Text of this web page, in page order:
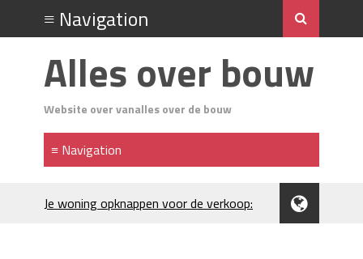
Alles over bouw
Website over vanalles over de bouw
Je woning opknappen voor de verkoop: